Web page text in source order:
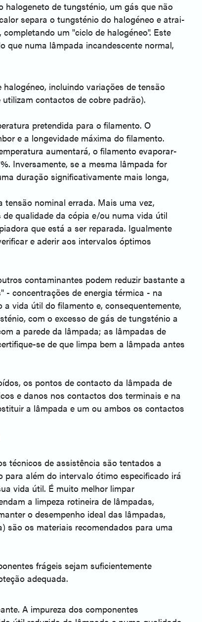
halogeneto de tungsténio, um gás que não
separa o tungsténio do halogéneo e atrai-
um "ciclo de halogéneo". Este
que numa lâmpada incandescente normal,
incluindo variações de tensão
contactos de cobre padrão).
pretendida para o filamento. O
e a longevidade máxima do filamento.
aumentará, o filamento evaporar-
Inversamente, se a mesma lâmpada for
duração significativamente mais longa,
nominal errada. Mais uma vez,
qualidade da cópia e/ou numa vida útil
que está a ser reparada. Igualmente
e aderir aos intervalos óptimos
contaminantes podem reduzir bastante a
- concentrações de energia térmica - na
vida útil do filamento e, consequentemente,
com o excesso de gás de tungsténio a
a parede da lâmpada; as lâmpadas de
se de que limpa bem a lâmpada antes
os pontos de contacto da lâmpada de
e danos nos contactos dos terminais e na
a lâmpada e um ou ambos os contactos
técnicos de assistência são tentados a
além do intervalo ótimo especificado irá
vida útil. É muito melhor limpar
a limpeza rotineira de lâmpadas,
o desempenho ideal das lâmpadas,
são os materiais recomendados para uma
frágeis sejam suficientemente
adequada.
A impureza dos componentes